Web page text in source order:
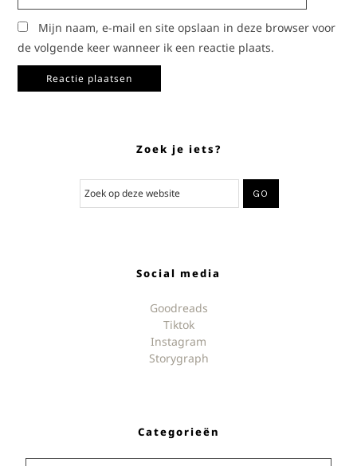
Mijn naam, e-mail en site opslaan in deze browser voor
de volgende keer wanneer ik een reactie plaats.
Zoek je iets?
Social media
Goodreads
Tiktok
Instagram
Storygraph
Categorieën